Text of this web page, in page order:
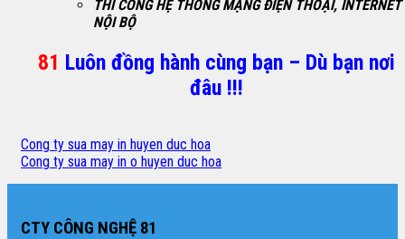
THI CÔNG HỆ THỐNG MẠNG ĐIỆN THOẠI, INTERNET
NỘI BỘ
81 Luôn đồng hành cùng bạn – Dù bạn nơi
đâu !!!
Cong ty sua may in huyen duc hoa
Cong ty sua may in o huyen duc hoa
CTY CÔNG NGHỆ 81